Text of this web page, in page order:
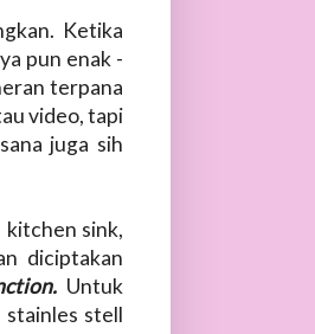
Ketika
pun enak -
terpana
video, tapi
juga sih
kitchen sink,
diciptakan
Untuk
stainles stell